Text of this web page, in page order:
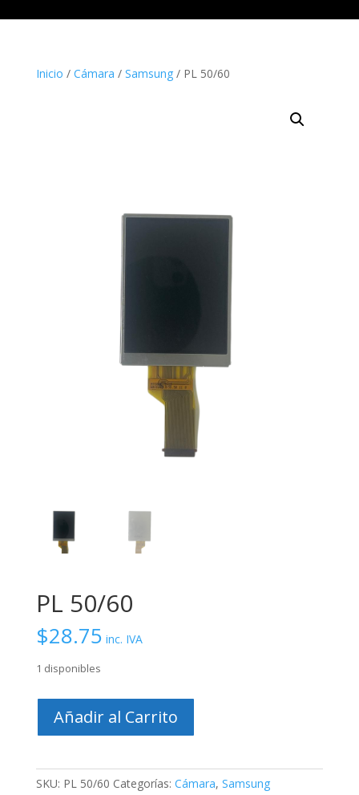
Inicio / Cámara / Samsung/ PL 50/60
PL 50/60
$28.75 inc. IVA
1 disponibles
50/60Añadir al Carrito
SKU: PL 50/60 Categorías: Cámara, Samsung